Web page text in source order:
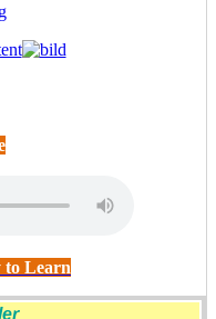
to Learn